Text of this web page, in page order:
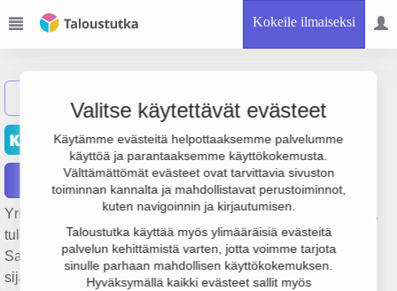
Kokeile ilmaiseksi
Valitse käytettävät evästeet
Käytämme evästeitä helpottaaksemme palvelumme
käyttöä ja parantaaksemme käyttökokemusta.
Välttämättömät evästeet ovat tarvittavia sivuston
toiminnan kannalta ja mahdollistavat perustoiminnot,
kuten navigoinnin ja kirjautumisen.
Taloustutka käyttää myös ylimääräisiä evästeitä
palvelun kehittämistä varten, jotta voimme tarjota
sinulle parhaan mahdollisen käyttökokemuksen.
Hyväksymällä kaikki evästeet sallit myös
Kangasalan Sanomat Oy
Raportit
Yrityksen Kangasalan Sanomat Oy liikevaihto on 1.1 milj. €,
tulos 25 000 € ja henkilöstömäärä 10. Sen päätoimiala on
Sanomalehtien kustantaminen, perustamisvuosi 1978 ja
sijainti Kangasala. Yrityksen yhtiömuoto Osakeyhtiö (OY).